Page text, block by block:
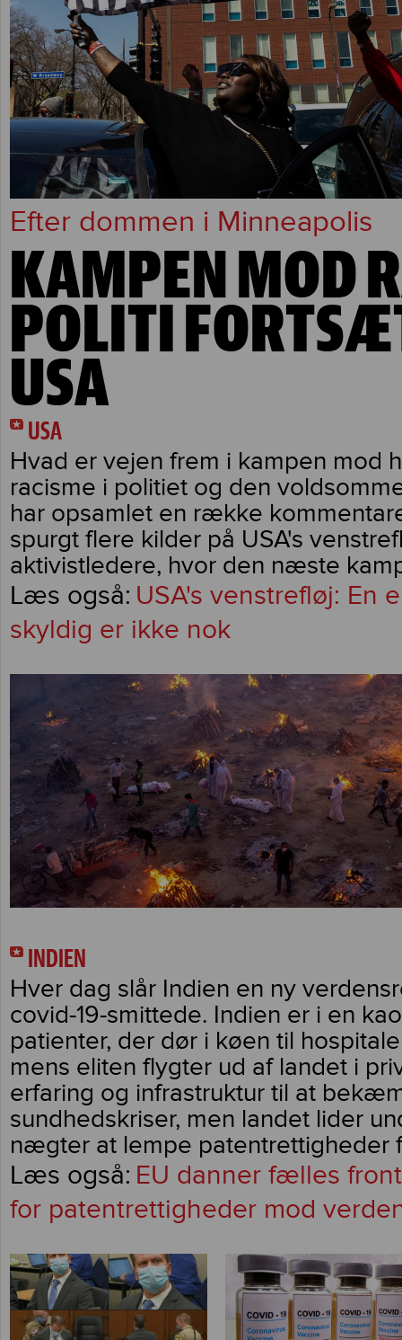
Efter dommen i Minneapolis
KAMPEN MOD
POLITI
USA
USA
Hvad er vejen frem i kampen mod
racisme i politiet og den
har opsamlet en række
spurgt flere kilder på USA's
aktivistledere, hvor den næste
USA's venstrefløj: En
skyldig er ikke nok
INDIEN
Hver dag slår Indien en ny
covid-19-smittede. Indien er i en
patienter, der dør i køen til
mens eliten flygter ud af landet i
erfaring og infrastruktur til at
sundhedskriser, men landet lider
nægter at lempe patentrettigheder
EU danner fælles
for patentrettigheder mod